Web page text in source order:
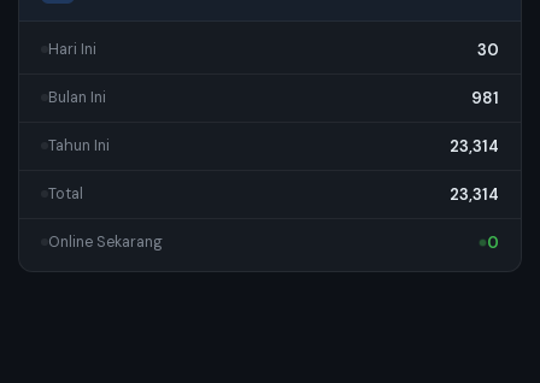
Hari Ini 30
Bulan Ini 981
Tahun Ini 23,314
Total 23,314
Online Sekarang 0